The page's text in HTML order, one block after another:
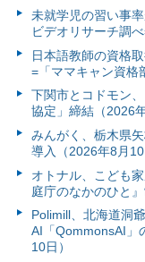
未就学児の習い事
ビデオリサーチ調
日本語教師の資格
=「ママキャン資格
下関市とコドモン
協定」締結（2026
みんがく、栃木県
導入（2026年8月10
オトナル、こども
庭庁のなかのひと
Polimill、北海道洞
AI「QommonsAI」
10日）